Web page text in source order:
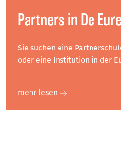
Partners in De
Sie suchen eine
oder eine Institution in der
mehr lesen